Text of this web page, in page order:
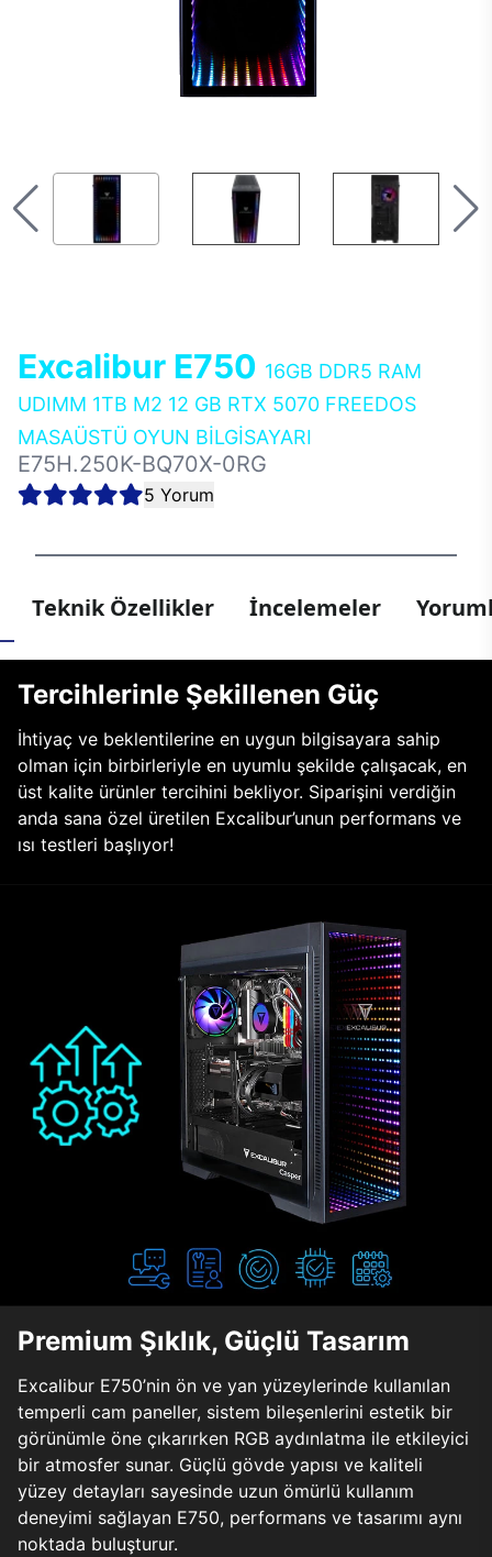
Excalibur E750 16GB DDR5 RAM
UDIMM 1TB M2 12 GB RTX 5070 FREEDOS
MASAÜSTÜ OYUN BİLGİSAYARI
E75H.250K-BQ70X-0RG
5 Yorum
Teknik Özellikler İncelemeler
Tercihlerinle Şekillenen Güç
İhtiyaç ve beklentilerine en uygun bilgisayara sahip
olman için birbirleriyle en uyumlu şekilde çalışacak, en
üst kalite ürünler tercihini bekliyor. Siparişini verdiğin
anda sana özel üretilen Excalibur’unun performans ve
ısı testleri başlıyor!
Premium Şıklık, Güçlü Tasarım
Excalibur E750’nin ön ve yan yüzeylerinde kullanılan
temperli cam paneller, sistem bileşenlerini estetik bir
görünümle öne çıkarırken RGB aydınlatma ile etkileyici
bir atmosfer sunar. Güçlü gövde yapısı ve kaliteli
yüzey detayları sayesinde uzun ömürlü kullanım
deneyimi sağlayan E750, performans ve tasarımı aynı
noktada buluşturur.